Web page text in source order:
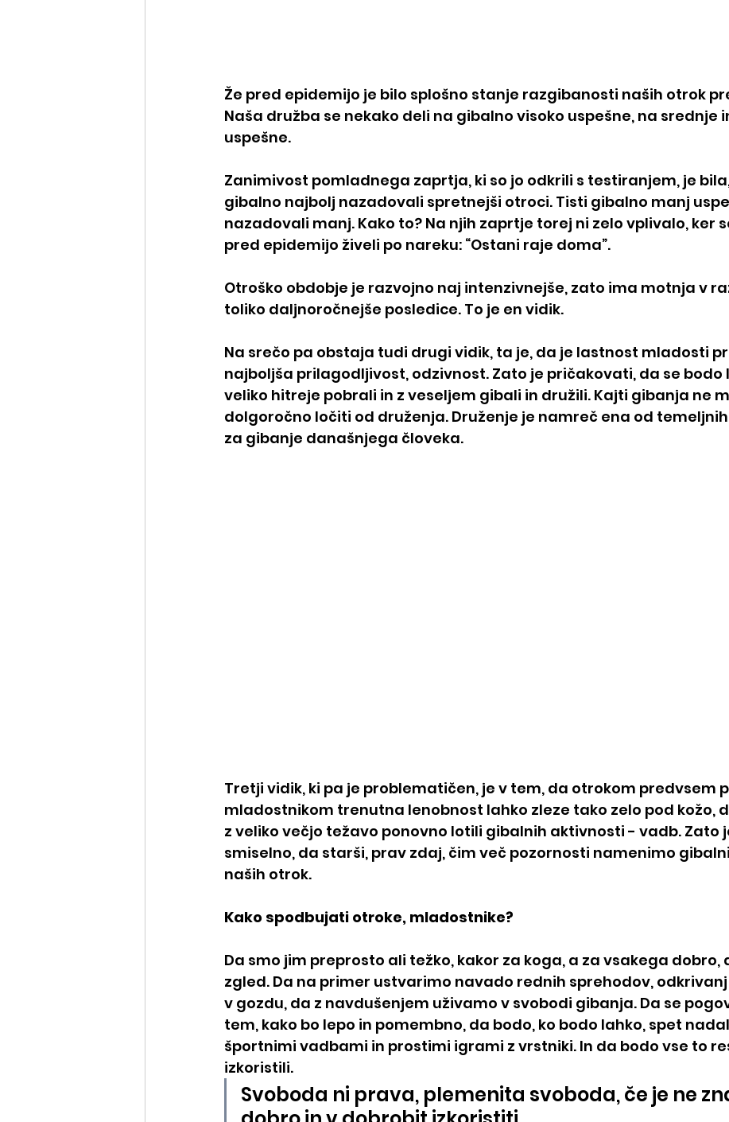
Že pred epidemijo je bilo splošno stanje razgibanosti naših otrok
Naša družba se nekako deli na gibalno visoko uspešne, na srednje
uspešne.
Zanimivost pomladnega zaprtja, ki so jo odkrili s testiranjem, je
gibalno najbolj nazadovali spretnejši otroci. Tisti gibalno manj
nazadovali manj. Kako to? Na njih zaprtje torej ni zelo vplivalo, ker
pred epidemijo živeli po nareku: “Ostani raje doma”.
Otroško obdobje je razvojno naj intenzivnejše, zato ima motnja v
toliko daljnoročnejše posledice. To je en vidik.
Na srečo pa obstaja tudi drugi vidik, ta je, da je lastnost mladosti
najboljša prilagodljivost, odzivnost. Zato je pričakovati, da se bodo
veliko hitreje pobrali in z veseljem gibali in družili. Kajti gibanja ne
dolgoročno ločiti od druženja. Druženje je namreč ena od
za gibanje današnjega človeka.
Tretji vidik, ki pa je problematičen, je v tem, da otrokom predvsem
mladostnikom trenutna lenobnost lahko zleze tako zelo pod kožo,
z veliko večjo težavo ponovno lotili gibalnih aktivnosti - vadb. Zato
smiselno, da starši, prav zdaj, čim več pozornosti namenimo
naših otrok.
Kako spodbujati otroke, mladostnike?
Da smo jim preprosto ali težko, kakor za koga, a za vsakega dobro,
zgled. Da na primer ustvarimo navado rednih sprehodov,
v gozdu, da z navdušenjem uživamo v svobodi gibanja. Da se
tem, kako bo lepo in pomembno, da bodo, ko bodo lahko, spet
športnimi vadbami in prostimi igrami z vrstniki. In da bodo vse to
izkoristili.
Svoboda ni prava, plemenita svoboda, če je ne